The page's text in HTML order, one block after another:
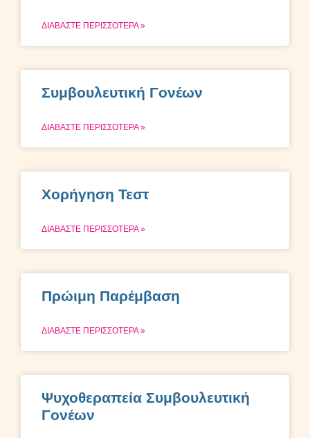
ΔΙΑΒΑΣΤΕ ΠΕΡΙΣΣΟΤΕΡΑ »
Συμβουλευτική Γονέων
ΔΙΑΒΑΣΤΕ ΠΕΡΙΣΣΟΤΕΡΑ »
Χορήγηση Τεστ
ΔΙΑΒΑΣΤΕ ΠΕΡΙΣΣΟΤΕΡΑ »
Πρώιμη Παρέμβαση
ΔΙΑΒΑΣΤΕ ΠΕΡΙΣΣΟΤΕΡΑ »
Ψυχοθεραπεία Συμβουλευτική
Γονέων